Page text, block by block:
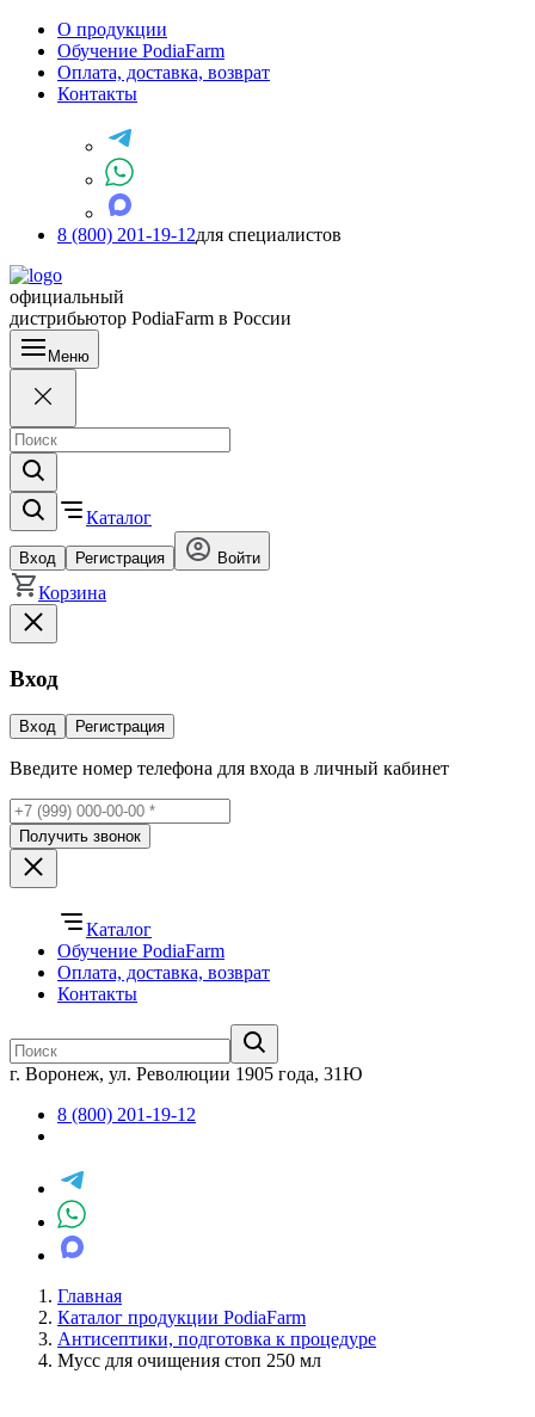
О продукции
Обучение PodiaFarm
Оплата, доставка, возврат
Контакты
8 (800) 201-19-12для специалистов
официальный
дистрибьютор PodiaFarm в России
Меню
Каталог
Вход Регистрация Войти
Корзина
Вход
Вход Регистрация
Введите номер телефона для входа в личный кабинет
Получить звонок
Каталог
Обучение PodiaFarm
Оплата, доставка, возврат
Контакты
г. Воронеж, ул. Революции 1905 года, 31Ю
8 (800) 201-19-12
Главная
Каталог продукции PodiaFarm
Антисептики, подготовка к процедуре
Мусс для очищения стоп 250 мл